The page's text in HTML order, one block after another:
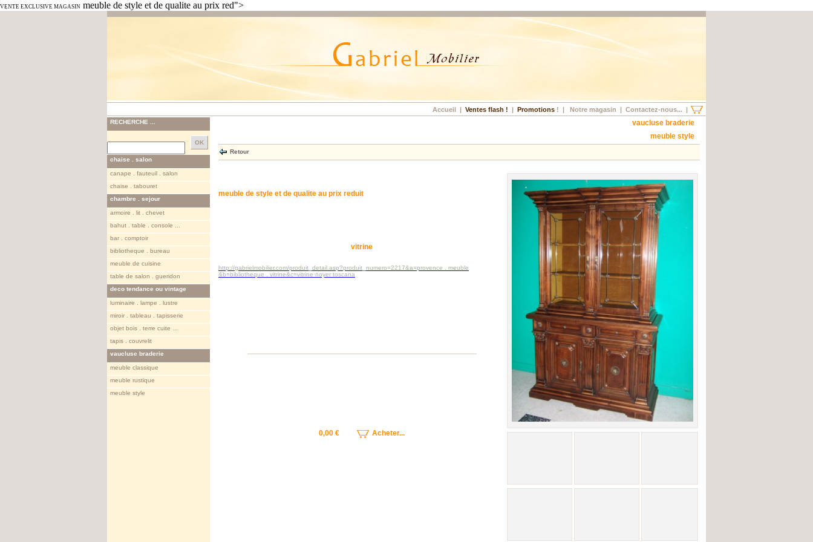
VENTE EXCLUSIVE MAGASIN meuble de style et de qualite au prix red">
Accueil | Ventes flash ! | Promotions ! | Notre magasin | Contactez-nous... |
RECHERCHE ...
chaise . salon
canape . fauteuil . salon
chaise . tabouret
chambre . sejour
armoire . lit . chevet
bahut . table . console ...
bar . comptoir
bibliotheque . bureau
meuble de cuisine
table de salon . gueridon
deco tendance ou vintage
luminaire . lampe . lustre
miroir . tableau . tapisserie
objet bois . terre cuite ...
tapis . couvrelit
vaucluse braderie
meuble classique
meuble rustique
meuble style
vaucluse braderie
meuble style
Retour
meuble de style et de qualite au prix reduit
vitrine
http://gabrielmobilier.com/produit_detail.asp?produit_numero=2217&a=provence . meuble
&b=bibliotheque . vitrine&c=vitrine noyer toscana
0,00 € Acheter...